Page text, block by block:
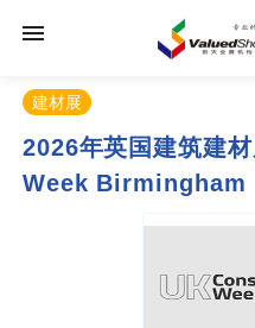
建材展
2026年英国建筑建
Week Birmingham